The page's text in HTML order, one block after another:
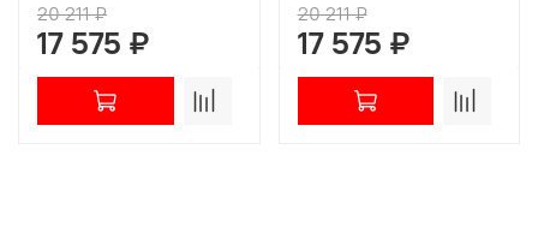
20 211 ₽
17 575 ₽
20 211 ₽
17 575 ₽